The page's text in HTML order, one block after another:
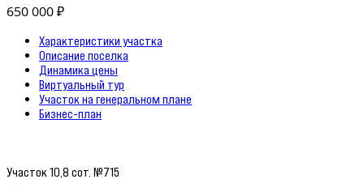
650 000 ₽
Характеристики участка
Описание поселка
Динамика цены
Виртуальный тур
Участок на генеральном плане
Бизнес-план
Участок 10,8 сот. №715